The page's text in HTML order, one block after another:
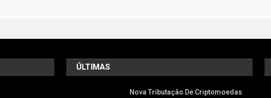
ÚLTIMAS
Nova Tributação De Criptomoedas